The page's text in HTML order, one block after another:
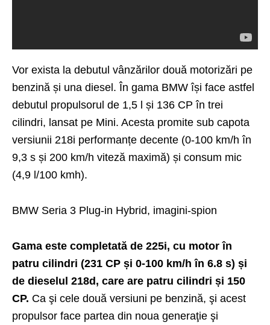
Vor exista la debutul vânzărilor două motorizări pe
benzină și una diesel. În gama BMW își face astfel
debutul propulsorul de 1,5 l și 136 CP în trei
cilindri, lansat pe Mini. Acesta promite sub capota
versiunii 218i performanțe decente (0-100 km/h în
9,3 s și 200 km/h viteză maximă) și consum mic
(4,9 l/100 kmh).
BMW Seria 3 Plug-in Hybrid, imagini-spion
Gama este completată de 225i, cu motor în
patru cilindri (231 CP și 0-100 km/h în 6.8 s) și
de dieselul 218d, care are patru cilindri și 150
CP. Ca şi cele două versiuni pe benzină, şi acest
propulsor face partea din noua generaţie şi